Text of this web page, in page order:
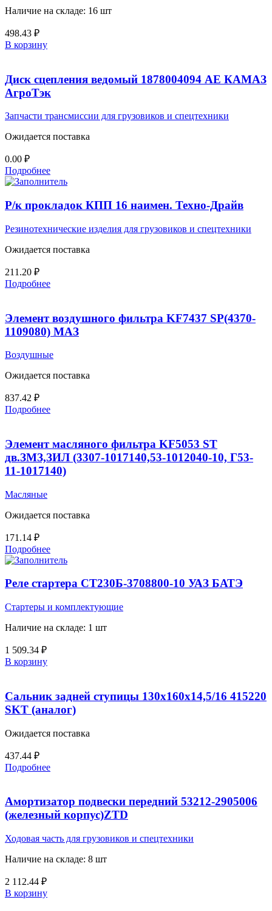
Наличие на складе: 16 шт
498.43 ₽
В корзину
Диск сцепления ведомый 1878004094 AE КАМАЗ
АгроТэк
Запчасти трансмиссии для грузовиков и спецтехники
Ожидается поставка
0.00 ₽
Подробнее
Р/к прокладок КПП 16 наимен. Техно-Драйв
Резинотехнические изделия для грузовиков и спецтехники
Ожидается поставка
211.20 ₽
Подробнее
Элемент воздушного фильтра KF7437 SP(4370-
1109080) МАЗ
Воздушные
Ожидается поставка
837.42 ₽
Подробнее
Элемент масляного фильтра KF5053 ST
дв.ЗМЗ,ЗИЛ (3307-1017140,53-1012040-10, Г53-
11-1017140)
Масляные
Ожидается поставка
171.14 ₽
Подробнее
Реле стартера СТ230Б-3708800-10 УАЗ БАТЭ
Стартеры и комплектующие
Наличие на складе: 1 шт
1 509.34 ₽
В корзину
Сальник задней ступицы 130х160х14,5/16 415220
SKT (аналог)
Ожидается поставка
437.44 ₽
Подробнее
Амортизатор подвески передний 53212-2905006
(железный корпус)ZTD
Ходовая часть для грузовиков и спецтехники
Наличие на складе: 8 шт
2 112.44 ₽
В корзину